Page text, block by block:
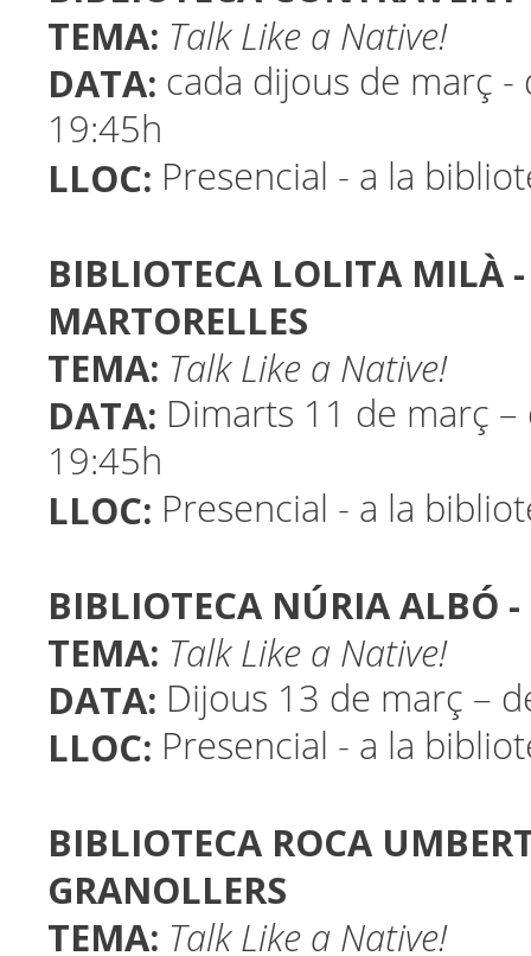
TEMA: Talk Like a Native!
DATA: cada dijous de març -
19:45h
LLOC: Presencial - a la
BIBLIOTECA LOLITA MILÀ
MARTORELLES
TEMA: Talk Like a Native!
DATA: Dimarts 11 de març –
19:45h
LLOC: Presencial - a la
BIBLIOTECA NÚRIA ALBÓ
TEMA: Talk Like a Native!
DATA: Dijous 13 de març –
LLOC: Presencial - a la
BIBLIOTECA ROCA
GRANOLLERS
TEMA: Talk Like a Native!